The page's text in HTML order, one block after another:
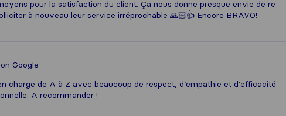
pour la satisfaction du client. Ça nous donne presque envie de re
à nouveau leur service irréprochable 🙏🏻👍 Encore BRAVO!
on Google
charge de A à Z avec beaucoup de respect, d’empathie et d’efficacité
A recommander !